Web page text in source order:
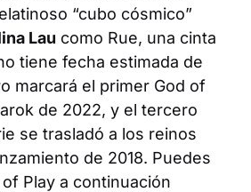
“cubo cósmico”
Lau como Rue, una cinta
tiene fecha estimada de
marcará el primer God of
de 2022, y el tercero
se trasladó a los reinos
de 2018. Puedes
Play a continuación